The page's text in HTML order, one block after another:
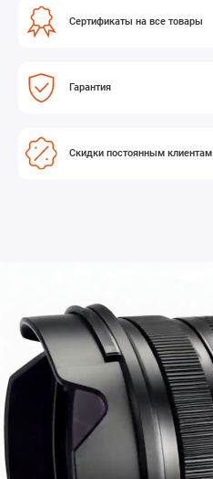
Сертификаты на все товары
Гарантия
Скидки постоянным клиентам